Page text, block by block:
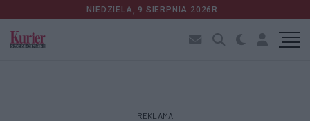
NIEDZIELA, 9 SIERPNIA 2026R.
REKLAMA